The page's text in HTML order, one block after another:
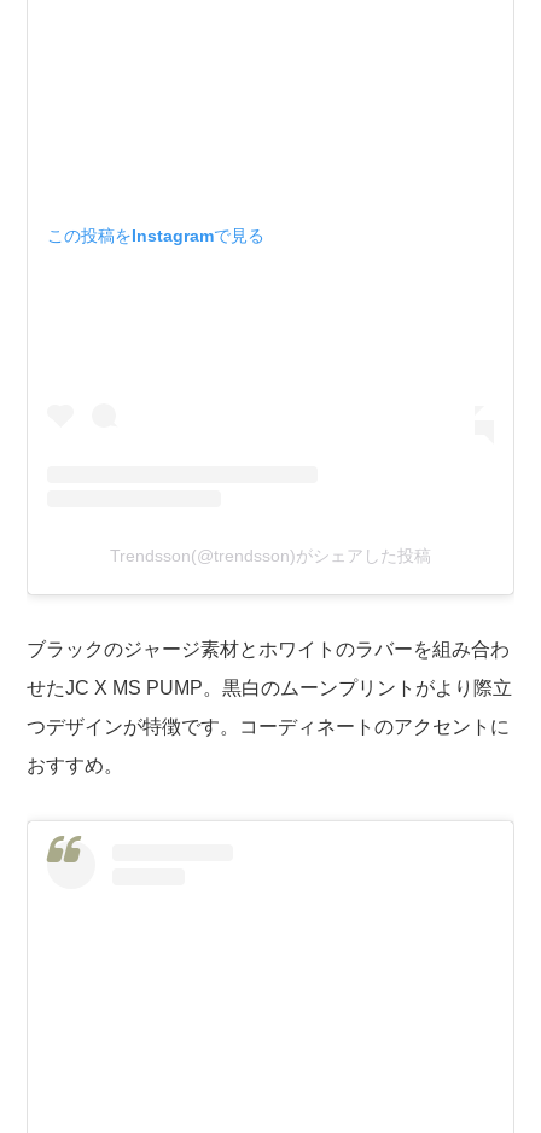
この投稿をInstagramで見る
Trendsson(@trendsson)がシェアした投稿
ブラックのジャージ素材とホワイトのラバーを組み合わ
せたJC X MS PUMP。黒白のムーンプリントがより際立
つデザインが特徴です。コーディネートのアクセントに
おすすめ。